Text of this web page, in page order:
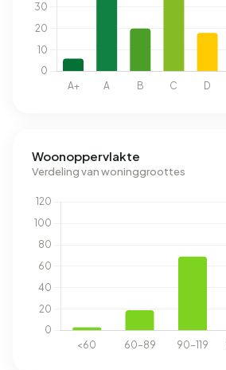
Woonoppervlakte
Verdeling van woninggroottes